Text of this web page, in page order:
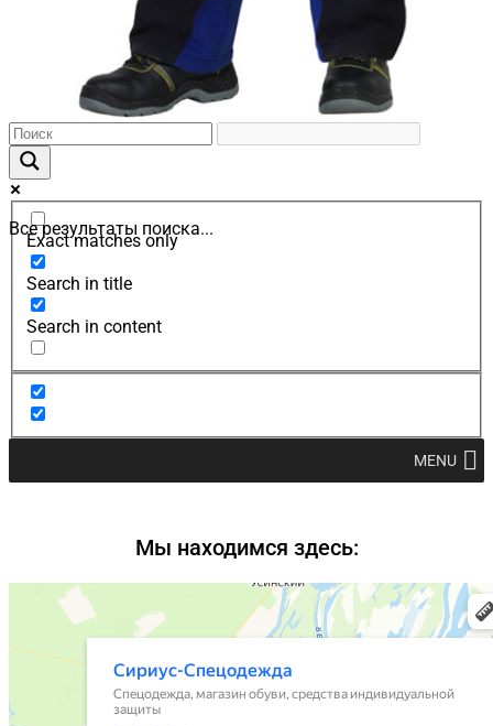
Все результаты поиска...
Exact matches only
Search in title
Search in content
MENU
Мы находимся здесь: